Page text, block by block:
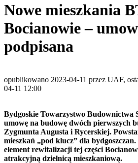
Nowe mieszkania
Bocianowie –
podpisana
opublikowano 2023-04-11 przez UAF,
04-11 12:00
Bydgoskie Towarzystwo Budownictwa
umowę na budowę dwóch pierwszych
Zygmunta Augusta i Rycerskiej.
mieszkań „pod klucz” dla
element rewitalizacji tej części
atrakcyjną dzielnicą mieszkaniową.